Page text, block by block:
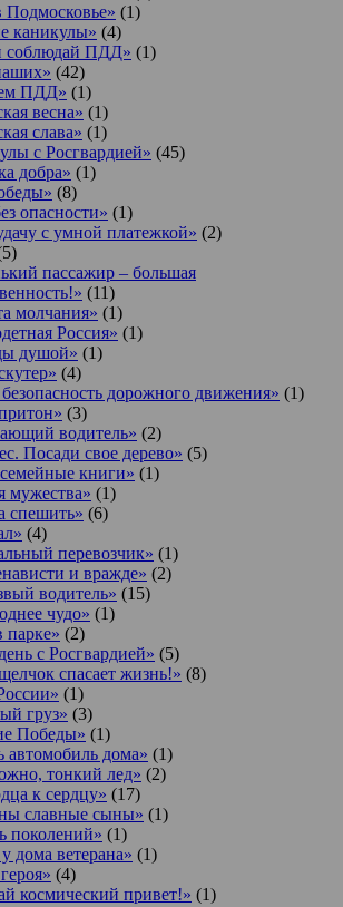
Подмосковье» (1)
каникулы» (4)
соблюдай ПДД» (1)
(42)
ПДД» (1)
весна» (1)
слава» (1)
с Росгвардией» (45)
добра» (1)
(8)
опасности» (1)
с умной платежкой» (2)
пассажир – большая
(11)
молчания» (1)
Россия» (1)
душой» (1)
(4)
дорожного движения» (1)
(3)
водитель» (2)
Посади свое дерево» (5)
книги» (1)
мужества» (1)
спешить» (6)
(4)
перевозчик» (1)
и вражде» (2)
водитель» (15)
чудо» (1)
парке» (2)
с Росгвардией» (5)
спасает жизнь!» (8)
(1)
груз» (3)
Победы» (1)
автомобиль дома» (1)
тонкий лед» (2)
к сердцу» (17)
славные сыны» (1)
поколений» (1)
дома ветерана» (1)
(4)
космический привет!» (1)